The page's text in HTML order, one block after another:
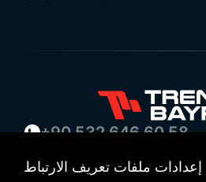
+90 532 646 60 58
(212) 475 28 00
إعدادات ملفات تعريف الارتباط